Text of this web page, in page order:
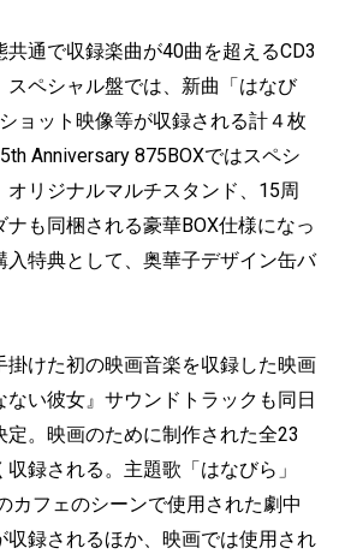
通で収録楽曲が40曲を超えるCD3
スペシャル盤では、新曲「はなび
ョット映像等が収録される計４枚
Anniversary 875BOXではスペシ
オリジナルマルチスタンド、15周
も同梱される豪華BOX仕様になっ
入特典として、奥華子デザイン缶バ
掛けた初の映画音楽を収録した映画
ない彼女』サウンドトラックも同日
定。映画のために制作された全23
録される。主題歌「はなびら」
カフェのシーンで使用された劇中
収録されるほか、映画では使用され